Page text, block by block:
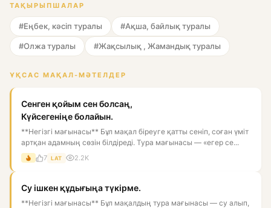
ТАҚЫРЫПШАЛАР
#Еңбек, кәсіп туралы #Ақша, байлық туралы
#Олжа туралы #Жақсылық , Жамандық туралы
ҰҚСАС МАҚАЛ-МӘТЕЛДЕР
Сенген қойым сен болсаң,
Күйсегеніңе болайын.
**Негізгі мағынасы** Бұл мақал біреуге қатты сеніп, соған үміт
артқан адамның сөзін білдіреді. Тура мағынасы — «егер се...
7 LAT 2.2K
Су ішкен құдығыңа түкірме.
**Негізгі мағынасы** Бұл мақалдың тура мағынасы — су алып,